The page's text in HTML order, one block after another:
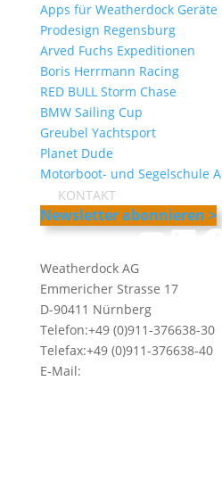
Apps für Weatherdock Geräte
Prodesign Regensburg
Arved Fuchs Expeditionen
Boris Herrmann Racing
RED BULL Storm Chase
BMW Sailing Cup
Greubel Yachtsport
Planet Dude
Motorboot- und Segelschule
KONTAKT
Newsletter abonnieren >
Weatherdock AG
Emmericher Strasse 17
D-90411 Nürnberg
Telefon:+49 (0)911-376638-30
Telefax:+49 (0)911-376638-40
E-Mail: